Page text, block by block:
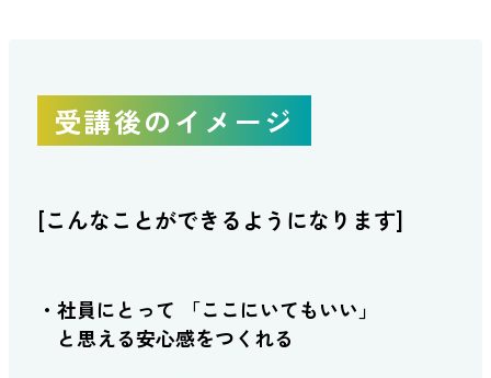
受講後のイメージ
[こんなことができるようになります]
・社員にとって
「ここにいてもいい」
と思える安心感をつくれる